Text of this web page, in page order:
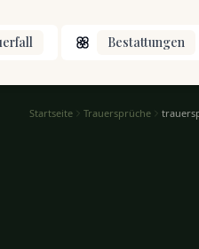
Bestattungen
Startseite Trauersprüche